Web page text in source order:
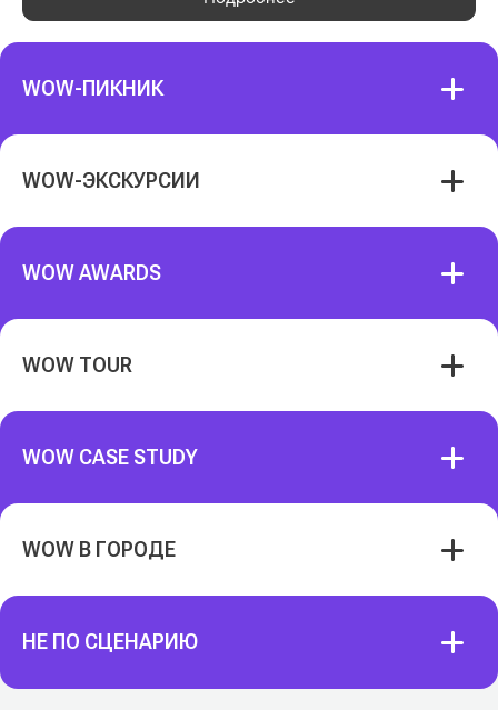
WOW-ПИКНИК
WOW-ЭКСКУРСИИ
WOW AWARDS
WOW TOUR
WOW CASE STUDY
WOW В ГОРОДЕ
НЕ ПО СЦЕНАРИЮ